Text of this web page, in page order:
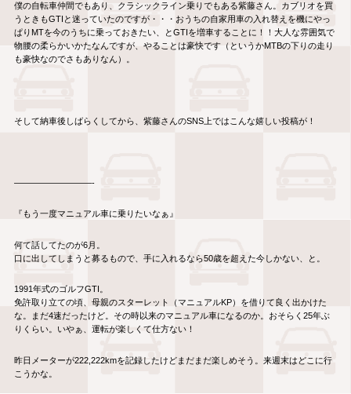
僕の自転車仲間でもあり、クラシックライン乗りでもある紫藤さん。カブリオを買
うときもGTIと迷っていたのですが・・・おうちの自家用車の入れ替えを機にやっ
ぱりMTを今のうちに乗っておきたい、とGTIを増車することに！！大人な雰囲気で
物腰の柔らかいかたなんですが、やることは豪快です（というかMTBの下りの走り
も豪快なのでさもありなん）。
そして納車後しばらくしてから、紫藤さんのSNS上ではこんな嬉しい投稿が！
—————————-
『もう一度マニュアル車に乗りたいなぁ』
何て話してたのが6月。
口に出してしまうと募るもので、手に入れるなら50歳を超えた今しかない、と。
1991年式のゴルフGTI。
免許取り立ての頃、母親のスターレット（マニュアルKP）を借りて良く出かけた
な。まだ4速だったけど。その時以来のマニュアル車になるのか。おそらく25年ぶ
りくらい。いやぁ、運転が楽しくて仕方ない！
昨日メーターが222,222kmを記録したけどまだまだ楽しめそう。来週末はどこに行
こうかな。